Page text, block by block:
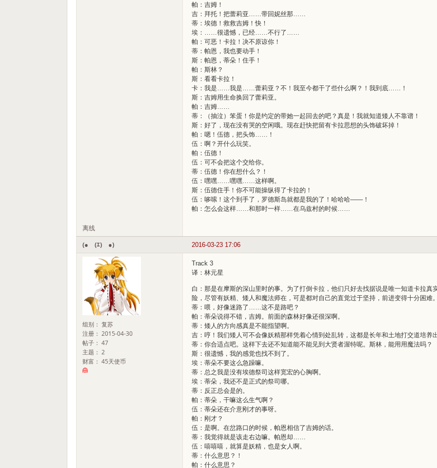
帕：吉姆！
吉：拜托！把蕾莉亚……带回妮丝那……
蒂：埃德！救救吉姆！快！
埃：……很遗憾，已经……不行了……
帕：可恶！卡拉！决不原谅你！
蒂：帕恩，我也要动手！
斯：帕恩，蒂朵！住手！
帕：斯林？
斯：看看卡拉！
卡：我是……我是……蕾莉亚？不！我至今都干了些什么啊？！我到底……！
斯：吉姆用生命换回了蕾莉亚。
帕：吉姆……
蒂：（抽泣）笨蛋！你是约定的带她一起回去的吧？真是！我就知道矮人不靠谱！
斯：好了，现在没有哭的空闲哦。现在赶快把留有卡拉思想的头饰破坏掉！
帕：嗯！伍德，把头饰……！
伍：啊？开什么玩笑。
帕：伍德！
伍：可不会把这个交给你。
蒂：伍德！你在想什么？！
伍：嘿嘿……嘿嘿……这样啊。
斯：伍德住手！你不可能操纵得了卡拉的！
伍：哆嗦！这个到手了，罗德斯岛就都是我的了！哈哈哈——！
帕：怎么会这样……和那时一样……在乌兹村的时候……
离线
2016-03-23 17:06
(●￣(ｴ)￣●)
组别： 复苏
注册： 2015-04-30
帖子： 47
主题： 2
财富： 45天使币
Track 3
译：林元星
白：那是在摩斯的深山里时的事。为了打倒卡拉，他们只好去找据说是唯一知道卡拉
险，尽管有妖精、矮人和魔法师在，可是都对自己的直觉过于坚持，前进变得十分困难。
蒂：喂，好像迷路了……这不是路吧？
帕：蒂朵说得不错，吉姆。前面的森林好像还很深啊。
蒂：矮人的方向感真是不能指望啊。
吉：哼！我们矮人可不会像妖精那样凭着心情到处乱转，这都是长年和土地打交道培养
蒂：你合适点吧。这样下去还不知道能不能见到大贤者渥特呢。斯林，能用用魔法吗？
斯：很遗憾，我的感觉也找不到了。
埃：蒂朵不要这么急躁嘛。
蒂：总之我是没有埃德祭司这样宽宏的心胸啊。
埃：蒂朵，我还不是正式的祭司哪。
蒂：反正总会是的。
帕：蒂朵，干嘛这么生气啊？
伍：蒂朵还在介意刚才的事呀。
帕：刚才？
伍：是啊。在岔路口的时候，帕恩相信了吉姆的话。
蒂：我觉得就是该走右边嘛。帕恩却……
伍：嘻嘻嘻，就算是妖精，也是女人啊。
蒂：什么意思？！
帕：什么意思？